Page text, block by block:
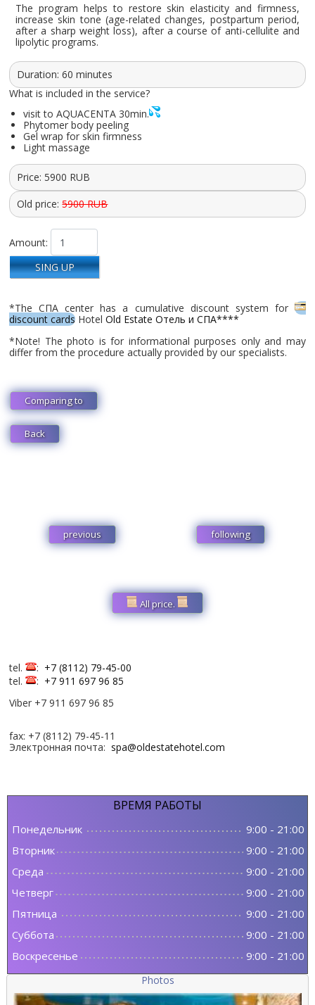
The program helps to restore skin elasticity and firmness,
increase skin tone (age-related changes, postpartum period,
after a sharp weight loss), after a course of anti-cellulite and
lipolytic programs.
Duration: 60 minutes
What is included in the service?
visit to AQUACENTA 30min.
Phytomer body peeling
Gel wrap for skin firmness
Light massage
Price: 5900 RUB
Old price:5900 RUB
Amount:
SING UP
*The СПА center has a cumulative discount system for
discount cards HotelOld Estate Отель и СПА****
*Note! The photo is for informational purposes only and may
differ from the procedure actually provided by our specialists.
Comparing to
Back
previous following
All price.
tel. : +7 (8112) 79-45-00
tel.
: +7 911 697 96 85
Viber +7 911 697 96 85
fax: +7 (8112) 79-45-11
Электронная почта:spa@oldestatehotel.com
ВРЕМЯ РАБОТЫ
Понедельник 9:00 - 21:00
Вторник
9:00 - 21:00
Среда
9:00 - 21:00
Четверг
9:00 - 21:00
Пятница
9:00 - 21:00
Суббота
9:00 - 21:00
Воскресенье
9:00 - 21:00
Photos